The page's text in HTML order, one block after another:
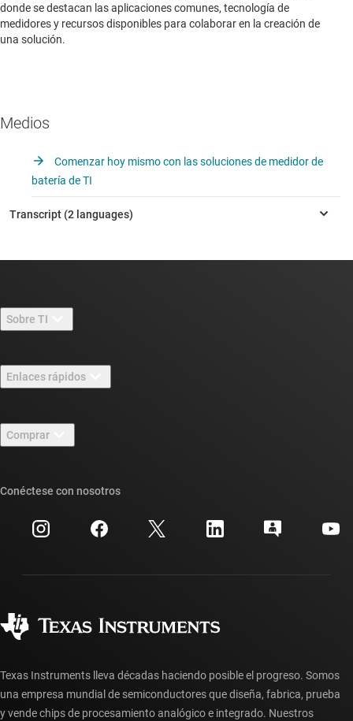
donde se destacan las aplicaciones comunes, tecnología de
medidores y recursos disponibles para colaborar en la creación de
una solución.
Medios
Comenzar hoy mismo con las soluciones de medidor de
batería de TI
Sobre TI
Carreras laborales
Sala de redacción
Eventos
Relaciones con los inversionistas
Enlaces rápidos
Foros de soporte de diseño de TI E2E™
Búsqueda de referencias cruzadas
Centro de atención al cliente
Preguntas frecuentes sobre la cuenta myTI
Comprar
Preguntas frecuentes sobre pedidos
Conéctese con nosotros
Texas Instruments lleva décadas haciendo posible el progreso. Somos
una empresa mundial de semiconductores que diseña, fabrica, prueba
y vende chips de procesamiento analógico e integrado. Nuestros